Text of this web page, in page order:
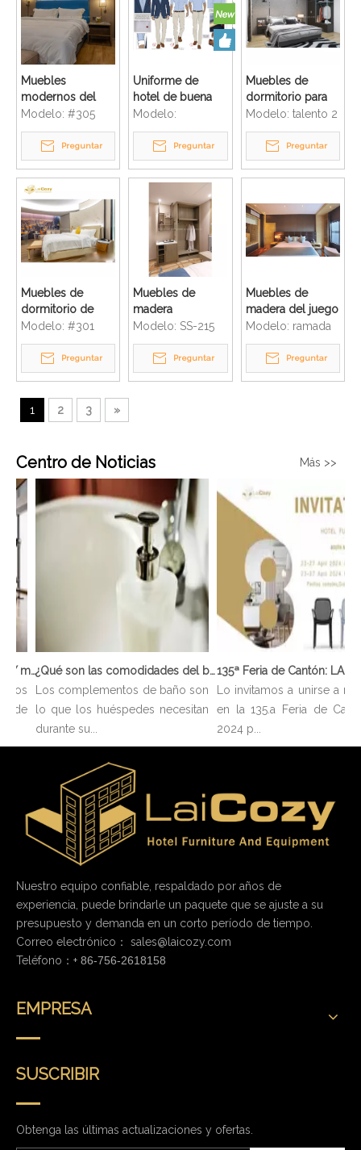
Muebles
modernos del
apartamento de la
villa del
dormitorio del
complejo del
hotel de la
estrella
Modelo: #305
Preguntar
Uniforme de
hotel de buena
calidad Hotel de
5 estrellas Ropa
hecha a medida
Modelo:
Preguntar
Muebles de
dormitorio para
proyecto escolar
de apartamentos
tamaño king
comercial
Modelo: talento 2
Preguntar
Muebles de
dormitorio de
hotel de 3/4/5
estrellas de lujo
de madera
hechos a medida
Modelo: #301
Preguntar
Muebles de
madera
modernos de la
villa del complejo
del hotel de la
sala de estar
Modelo: SS-215
Preguntar
Muebles de
madera del juego
de cama del
hotel turístico de
la estrella de
Villia
Modelo: ramada
Preguntar
1 2 3 »
Centro de Noticias Más >>
136ª Feria de Cantón: LAICOZY muestra el futuro de los muebles de hotel y los artículos de buffet
de
¿Qué son las comodidades del baño?
Los complementos de baño son
lo que los huéspedes necesitan
durante su...
Lo invitamos a unirse a
en la 135.a Feria de
2024 p...
Nuestro equipo confiable, respaldado por años de
experiencia, puede brindarle un paquete que se ajuste a su
presupuesto y demanda en un corto período de tiempo.
Correo electrónico： sales@laicozy.com
Teléfono：+ 86-756-2618158
EMPRESA
SUSCRIBIR
Obtenga las últimas actualizaciones y ofertas.